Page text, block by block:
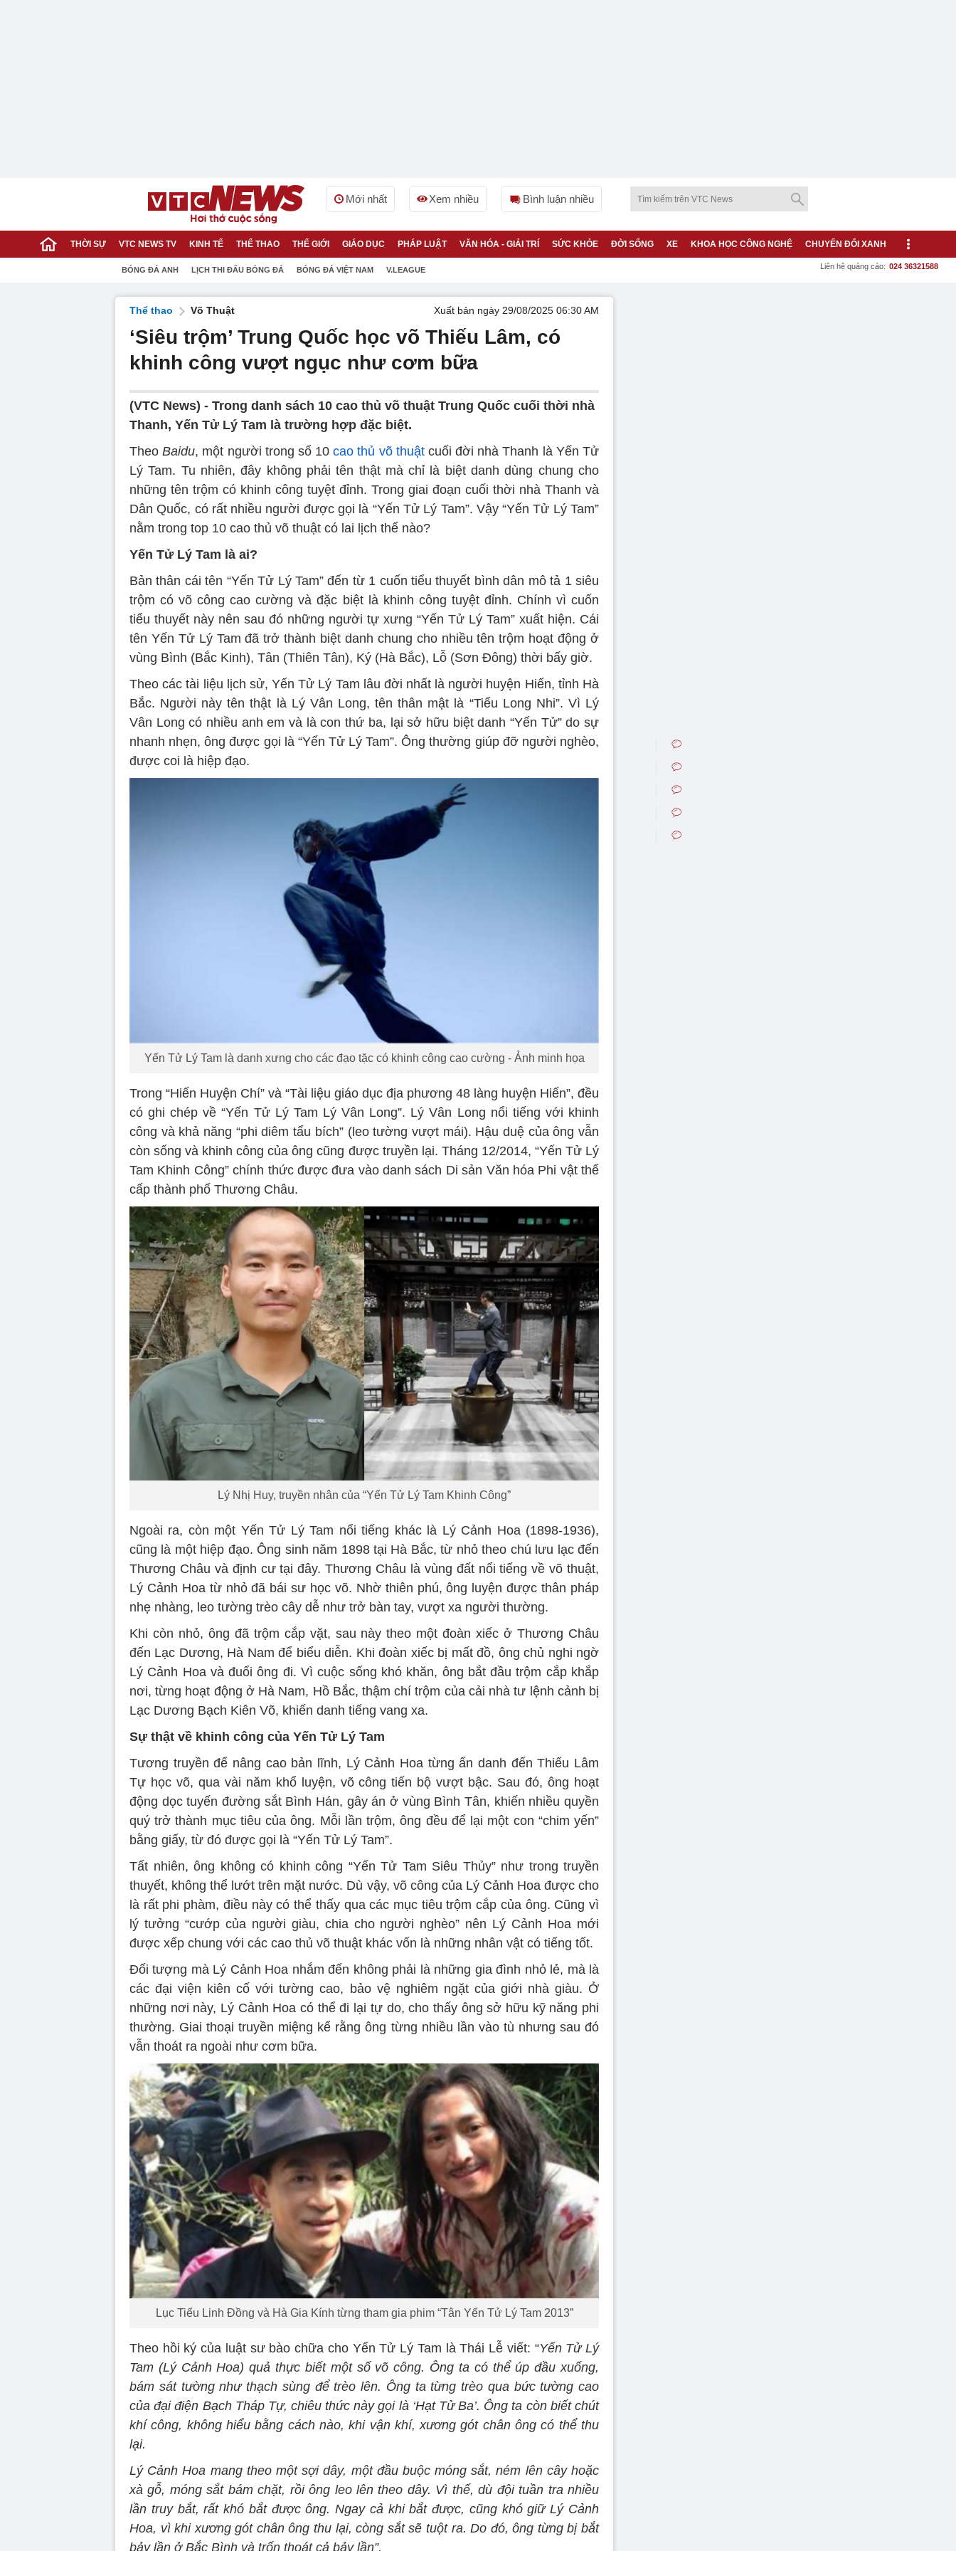
Mới nhất Xem nhiều Bình luận nhiều
THỜI SỰ VTC NEWS TV KINH TẾ THỂ THAO THẾ GIỚI GIÁO DỤC PHÁP LUẬT VĂN HÓA - GIẢI TRÍ SỨC KHỎE ĐỜI SỐNG XE KHOA HỌC CÔNG NGHỆ CHUYỂN ĐỔI XANH
BÓNG ĐÁ ANH LỊCH THI ĐẤU BÓNG ĐÁ BÓNG ĐÁ VIỆT NAM V.LEAGUE Liên hệ quảng cáo: 024 36321588
Thể thao Võ Thuật Xuất bản ngày 29/08/2025 06:30 AM
‘Siêu trộm’ Trung Quốc học võ Thiếu Lâm, có
khinh công vượt ngục như cơm bữa
(VTC News) - Trong danh sách 10 cao thủ võ thuật Trung Quốc cuối thời nhà
Thanh, Yến Tử Lý Tam là trường hợp đặc biệt.
TheoBaidu, một người trong số 10cao thủ võ thuậtcuối đời nhà Thanh là Yến Tử
Lý Tam. Tu nhiên, đây không phải tên thật mà chỉ là biệt danh dùng chung cho
những tên trộm có khinh công tuyệt đỉnh. Trong giai đoạn cuối thời nhà Thanh và
Dân Quốc, có rất nhiều người được gọi là “Yến Tử Lý Tam”. Vậy “Yến Tử Lý Tam”
nằm trong top 10 cao thủ võ thuật có lai lịch thế nào?
Yến Tử Lý Tam là ai?
Bản thân cái tên “Yến Tử Lý Tam” đến từ 1 cuốn tiểu thuyết bình dân mô tả 1 siêu
trộm có võ công cao cường và đặc biệt là khinh công tuyệt đỉnh. Chính vì cuốn
tiểu thuyết này nên sau đó những người tự xưng “Yến Tử Lý Tam” xuất hiện. Cái
tên Yến Tử Lý Tam đã trở thành biệt danh chung cho nhiều tên trộm hoạt động ở
vùng Bình (Bắc Kinh), Tân (Thiên Tân), Ký (Hà Bắc), Lỗ (Sơn Đông) thời bấy giờ.
Theo các tài liệu lịch sử, Yến Tử Lý Tam lâu đời nhất là người huyện Hiến, tỉnh Hà
Bắc. Người này tên thật là Lý Vân Long, tên thân mật là “Tiểu Long Nhi”. Vì Lý
Vân Long có nhiều anh em và là con thứ ba, lại sở hữu biệt danh “Yến Tử” do sự
nhanh nhẹn, ông được gọi là “Yến Tử Lý Tam”. Ông thường giúp đỡ người nghèo,
được coi là hiệp đạo.
Yến Tử Lý Tam là danh xưng cho các đạo tặc có khinh công cao cường - Ảnh minh họa
Trong “Hiến Huyện Chí” và “Tài liệu giáo dục địa phương 48 làng huyện Hiến”, đều
có ghi chép về “Yến Tử Lý Tam Lý Vân Long”. Lý Vân Long nổi tiếng với khinh
công và khả năng “phi diêm tẩu bích” (leo tường vượt mái). Hậu duệ của ông vẫn
còn sống và khinh công của ông cũng được truyền lại. Tháng 12/2014, “Yến Tử Lý
Tam Khinh Công” chính thức được đưa vào danh sách Di sản Văn hóa Phi vật thể
cấp thành phố Thương Châu.
Lý Nhị Huy, truyền nhân của “Yến Tử Lý Tam Khinh Công”
Ngoài ra, còn một Yến Tử Lý Tam nổi tiếng khác là Lý Cảnh Hoa (1898-1936),
cũng là một hiệp đạo. Ông sinh năm 1898 tại Hà Bắc, từ nhỏ theo chú lưu lạc đến
Thương Châu và định cư tại đây. Thương Châu là vùng đất nổi tiếng về võ thuật,
Lý Cảnh Hoa từ nhỏ đã bái sư học võ. Nhờ thiên phú, ông luyện được thân pháp
nhẹ nhàng, leo tường trèo cây dễ như trở bàn tay, vượt xa người thường.
Khi còn nhỏ, ông đã trộm cắp vặt, sau này theo một đoàn xiếc ở Thương Châu
đến Lạc Dương, Hà Nam để biểu diễn. Khi đoàn xiếc bị mất đồ, ông chủ nghi ngờ
Lý Cảnh Hoa và đuổi ông đi. Vì cuộc sống khó khăn, ông bắt đầu trộm cắp khắp
nơi, từng hoạt động ở Hà Nam, Hồ Bắc, thậm chí trộm của cải nhà tư lệnh cảnh bị
Lạc Dương Bạch Kiên Võ, khiến danh tiếng vang xa.
Sự thật về khinh công của Yến Tử Lý Tam
Tương truyền để nâng cao bản lĩnh, Lý Cảnh Hoa từng ẩn danh đến Thiếu Lâm
Tự học võ, qua vài năm khổ luyện, võ công tiến bộ vượt bậc. Sau đó, ông hoạt
động dọc tuyến đường sắt Bình Hán, gây án ở vùng Bình Tân, khiến nhiều quyền
quý trở thành mục tiêu của ông. Mỗi lần trộm, ông đều để lại một con “chim yến”
bằng giấy, từ đó được gọi là “Yến Tử Lý Tam”.
Tất nhiên, ông không có khinh công “Yến Tử Tam Siêu Thủy” như trong truyền
thuyết, không thể lướt trên mặt nước. Dù vậy, võ công của Lý Cảnh Hoa được cho
là rất phi phàm, điều này có thể thấy qua các mục tiêu trộm cắp của ông. Cũng vì
lý tưởng “cướp của người giàu, chia cho người nghèo” nên Lý Cảnh Hoa mới
được xếp chung với các cao thủ võ thuật khác vốn là những nhân vật có tiếng tốt.
Đối tượng mà Lý Cảnh Hoa nhắm đến không phải là những gia đình nhỏ lẻ, mà là
các đại viện kiên cố với tường cao, bảo vệ nghiêm ngặt của giới nhà giàu. Ở
những nơi này, Lý Cảnh Hoa có thể đi lại tự do, cho thấy ông sở hữu kỹ năng phi
thường. Giai thoại truyền miệng kể rằng ông từng nhiều lần vào tù nhưng sau đó
vẫn thoát ra ngoài như cơm bữa.
Lục Tiểu Linh Đồng và Hà Gia Kính từng tham gia phim “Tân Yến Tử Lý Tam 2013”
Theo hồi ký của luật sư bào chữa cho Yến Tử Lý Tam là Thái Lễ viết: “Yến Tử Lý
Tam (Lý Cảnh Hoa) quả thực biết một số võ công. Ông ta có thể úp đầu xuống,
bám sát tường như thạch sùng để trèo lên. Ông ta từng trèo qua bức tường cao
của đại điện Bạch Tháp Tự, chiêu thức này gọi là ‘Hạt Tử Ba’. Ông ta còn biết chút
khí công, không hiểu bằng cách nào, khi vận khí, xương gót chân ông có thể thu
lại.
Lý Cảnh Hoa mang theo một sợi dây, một đầu buộc móng sắt, ném lên cây hoặc
xà gỗ, móng sắt bám chặt, rồi ông leo lên theo dây. Vì thế, dù đội tuần tra nhiều
lần truy bắt, rất khó bắt được ông.Ngay cả khi bắt được, cũng khó giữ Lý Cảnh
Hoa, vì khi xương gót chân ông thu lại, còng sắt sẽ tuột ra. Do đó, ông từng bị bắt
bảy lần ở Bắc Bình và trốn thoát cả bảy lần”.